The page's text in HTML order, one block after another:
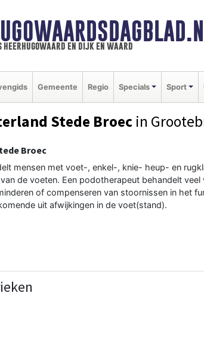
en dijk en waard
Gemeente Regio Specials Sport
Stede Broec in
Broec
mensen met voet-, enkel-, knie- heup- en
de voeten. Een podotherapeut behandelt
of compenseren van stoornissen in het
uit afwijkingen in de voet(stand).